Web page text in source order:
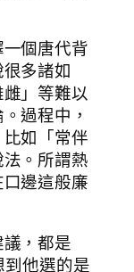
個唐代背
多諸如
」等難以
過程中，
如「常伴
。所謂熱
邊這般廉
，都是
到他選的是